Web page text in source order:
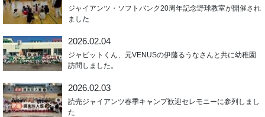
ジャイアンツ・ソフトバンク20周年記念野球教室が開催され
ました
2026.02.04
ジャビットくん、元VENUSの伊藤るうなさんと共に幼稚園
訪問しました。
2026.02.03
読売ジャイアンツ春季キャンプ歓迎セレモニーに参列しまし
た